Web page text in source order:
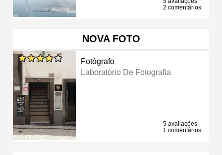
2 comentários
NOVA FOTO
Fotógrafo
Laboratório De Fotografia
5 avaliações
1 comentários